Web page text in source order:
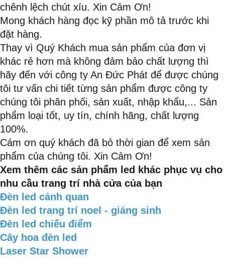
chênh lệch chút xíu. Xin Cảm Ơn!
Mong khách hàng đọc kỹ phần mô tả trước khi
đặt hàng.
Thay vì Quý Khách mua sản phẩm của đơn vị
khác rẻ hơn mà không đảm bảo chất lượng thì
hãy đến với công ty An Đức Phát để được chúng
tôi tư vấn chi tiết từng sản phẩm được công ty
chúng tôi phân phối, sản xuất, nhập khẩu,... Sản
phẩm loại tốt, uy tín, chính hãng, chất lượng
100%.
Cám ơn quý khách đã bỏ thời gian để xem sản
phẩm của chúng tôi. Xin Cảm Ơn!
Xem thêm các sản phẩm led khác phục vụ cho
nhu cầu trang trí nhà cửa của bạn
Đèn led cảnh quan
Đèn led trang trí noel - giáng sinh
Đèn led chiếu điểm
Cây hoa đèn led
Laser Star Shower